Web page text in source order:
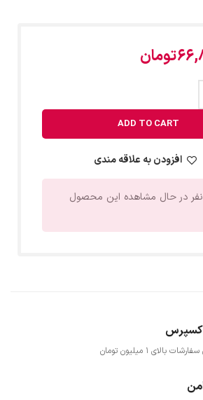
تومان
ADD TO CART
افزودن به علاقه مندی
نفر در حال مشاهده این محصول
بالای 1 میلیون تومان